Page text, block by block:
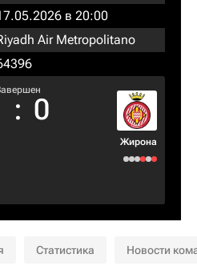
в 20:00
Air Metropolitano
: 0
Жирона
Статистика Новости